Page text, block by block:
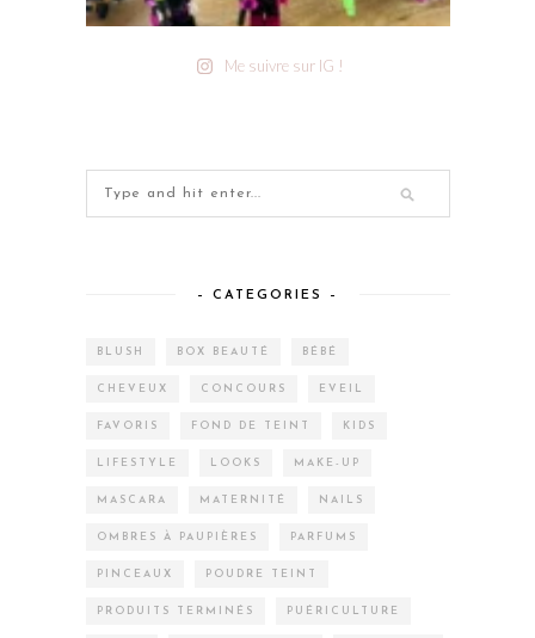
Me suivre sur IG !
– CATEGORIES –
BLUSH BOX BEAUTÉ BÉBÉ
CHEVEUX CONCOURS EVEIL
FAVORIS FOND DE TEINT KIDS
LIFESTYLE LOOKS MAKE-UP
MASCARA MATERNITÉ NAILS
OMBRES À PAUPIÈRES PARFUMS
PINCEAUX POUDRE TEINT
PRODUITS TERMINÉS PUÉRICULTURE